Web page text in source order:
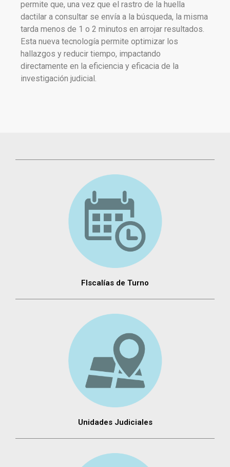
permite que, una vez que el rastro de la huella
dactilar a consultar se envía a la búsqueda, la misma
tarda menos de 1 o 2 minutos en arrojar resultados.
Esta nueva tecnología permite optimizar los
hallazgos y reducir tiempo, impactando
directamente en la eficiencia y eficacia de la
investigación judicial.
FIscalías de Turno
Unidades Judiciales